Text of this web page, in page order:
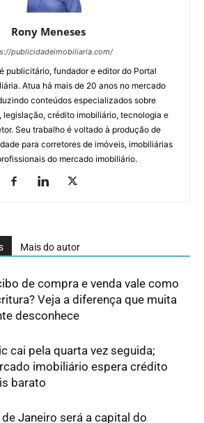
Rony Meneses
publicidadeimobiliaria.com/
publicitário, fundador e editor do Portal
Atua há mais de 20 anos no mercado
conteúdos especializados sobre
legislação, crédito imobiliário, tecnologia e
Seu trabalho é voltado à produção de
para corretores de imóveis, imobiliárias
do mercado imobiliário.
Mais do autor
de compra e venda vale como
Veja a diferença que muita
desconhece
cai pela quarta vez seguida;
imobiliário espera crédito
barato
de Janeiro será a capital do